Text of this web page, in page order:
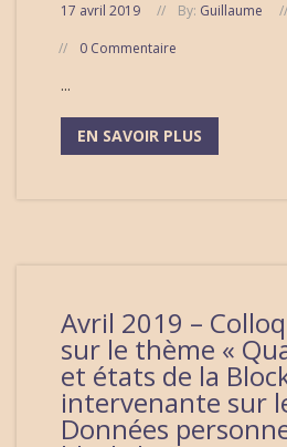
17 avril 2019 By: Guillaume
0 Commentaire
...
EN SAVOIR PLUS
Avril 2019 –
sur le thème «
et états de la
intervenante sur
Données